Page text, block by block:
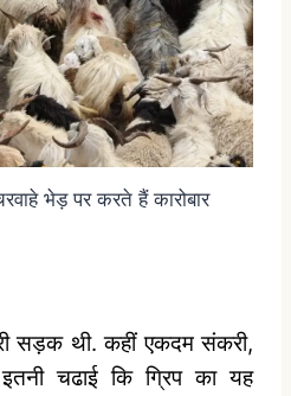
भेड़ पर करते हैं कारोबार
सड़क थी. कहीं एकदम संकरी,
चढाई कि ग्रिप का यह